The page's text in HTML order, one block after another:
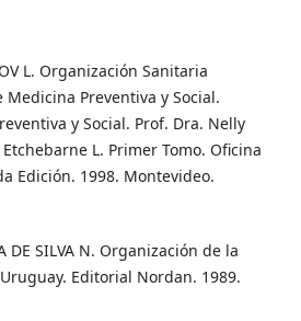
L. Organización Sanitaria
Medicina Preventiva y Social.
y Social. Prof. Dra. Nelly
L. Primer Tomo. Oficina
Edición. 1998. Montevideo.
DE SILVA N. Organización de la
Editorial Nordan. 1989.